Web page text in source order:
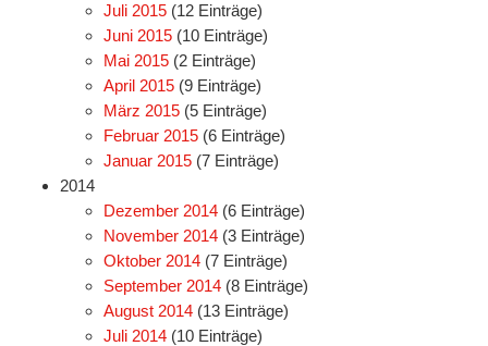
Juli 2015 (12 Einträge)
Juni 2015 (10 Einträge)
Mai 2015 (2 Einträge)
April 2015 (9 Einträge)
März 2015 (5 Einträge)
Februar 2015 (6 Einträge)
Januar 2015 (7 Einträge)
2014
Dezember 2014 (6 Einträge)
November 2014 (3 Einträge)
Oktober 2014 (7 Einträge)
September 2014 (8 Einträge)
August 2014 (13 Einträge)
Juli 2014 (10 Einträge)